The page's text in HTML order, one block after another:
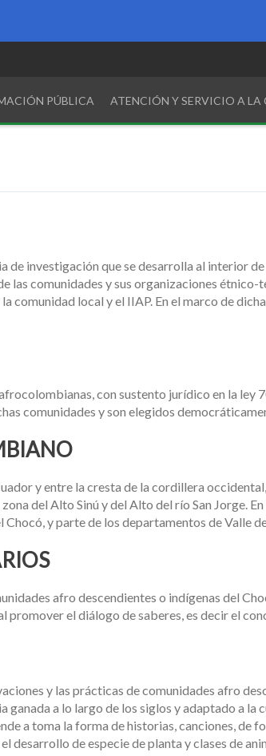
PÚBLICA ATENCIÓN Y SERVICIO A
de investigación que se desarrolla al interior
comunidades y sus organizaciones
local y el IIAP. En el marco de
con sustento jurídico en la
comunidades y son elegidos
y entre la cresta de la cordillera
zona del Alto Sinú y del Alto del río San
y parte de los departamentos de Valle
afro descendientes o indígenas del
el diálogo de saberes, es decir el
y las prácticas de comunidades afro
a lo largo de los siglos y adaptado a
a toma la forma de historias, canciones, de
desarrollo de especie de planta y clases de